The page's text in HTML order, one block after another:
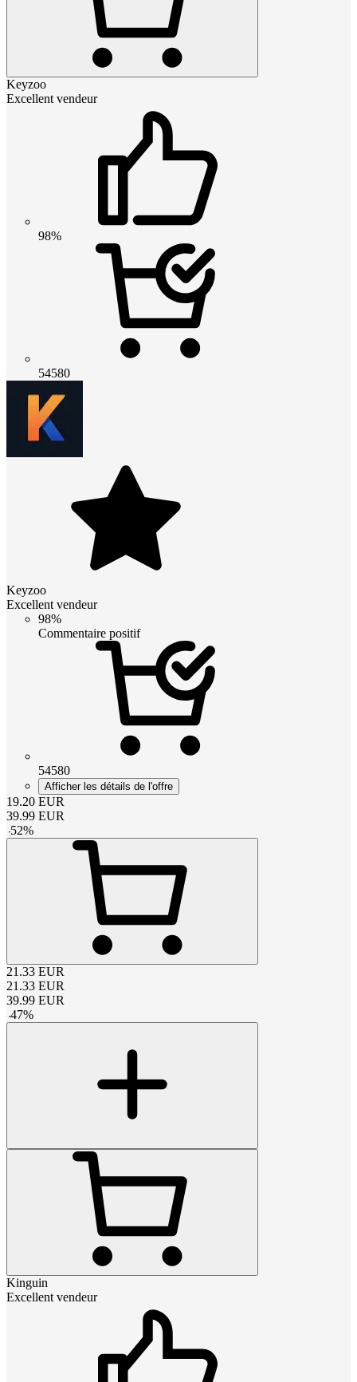
Keyzoo
Excellent vendeur
98%
54580
Keyzoo
Excellent vendeur
98%
Commentaire positif
54580
Afficher les détails de l'offre
19.20 EUR
39.99 EUR
-52%
21.33 EUR
21.33 EUR
39.99 EUR
-47%
Kinguin
Excellent vendeur